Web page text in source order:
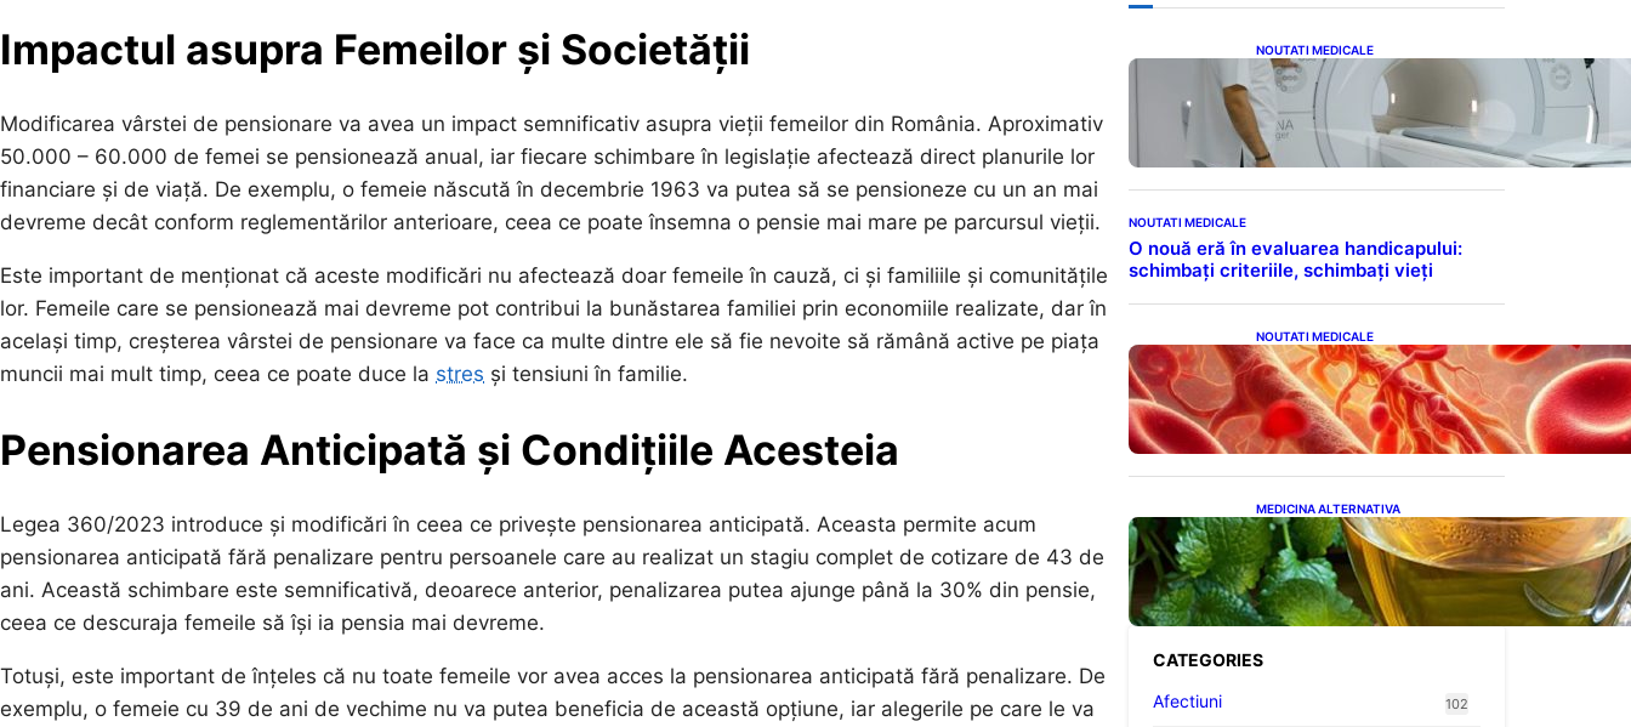
Impactul asupra Femeilor și Societății
Modificarea vârstei de pensionare va avea un impact semnificativ asupra vieții femeilor din România. Aproximativ
50.000 – 60.000 de femei se pensionează anual, iar fiecare schimbare în legislație afectează direct planurile lor
financiare și de viață. De exemplu, o femeie născută în decembrie 1963 va putea să se pensioneze cu un an mai
devreme decât conform reglementărilor anterioare, ceea ce poate însemna o pensie mai mare pe parcursul vieții.
Este important de menționat că aceste modificări nu afectează doar femeile în cauză, ci și familiile și comunitățile
lor. Femeile care se pensionează mai devreme pot contribui la bunăstarea familiei prin economiile realizate, dar în
același timp, creșterea vârstei de pensionare va face ca multe dintre ele să fie nevoite să rămână active pe piața
muncii mai mult timp, ceea ce poate duce la stres și tensiuni în familie.
Pensionarea Anticipată și Condițiile Acesteia
Legea 360/2023 introduce și modificări în ceea ce privește pensionarea anticipată. Aceasta permite acum
pensionarea anticipată fără penalizare pentru persoanele care au realizat un stagiu complet de cotizare de 43 de
ani. Această schimbare este semnificativă, deoarece anterior, penalizarea putea ajunge până la 30% din pensie,
ceea ce descuraja femeile să își ia pensia mai devreme.
Totuși, este important de înțeles că nu toate femeile vor avea acces la pensionarea anticipată fără penalizare. De
exemplu, o femeie cu 39 de ani de vechime nu va putea beneficia de această opțiune, iar alegerile pe care le va
NOUTATI MEDICALE
Impactul Substanțelor de
Contrast în RMN: Îngrijorări
Legate de Gadoliniu și
Acidul Oxalic
NOUTATI MEDICALE
O nouă eră în evaluarea handicapului:
schimbați criteriile, schimbați vieți
NOUTATI MEDICALE
Vitamina K: Beneficii,
Riscuri și Interacțiuni în
Coagularea Sângelui
MEDICINA ALTERNATIVA
Roinița: Soluția Naturală
pentru Reducerea
Cortizolului și Îmbunătățirea
Somnului
CATEGORIES
Afectiuni
102